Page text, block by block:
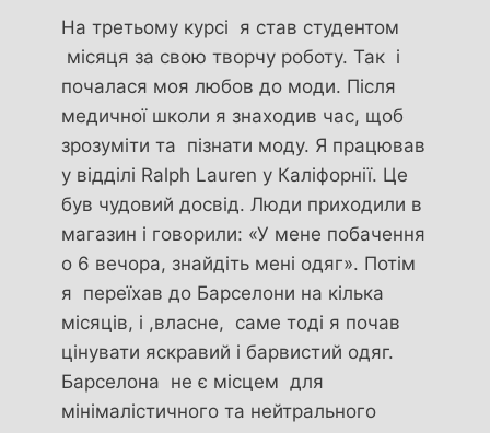
На третьому курсі я став студентом
місяця за свою творчу роботу. Так і
почалася моя любов до моди. Після
медичної школи я знаходив час, щоб
зрозуміти та пізнати моду. Я працював
у відділі Ralph Lauren у Каліфорнії. Це
був чудовий досвід. Люди приходили в
магазин і говорили: «У мене побачення
о 6 вечора, знайдіть мені одяг». Потім
я переїхав до Барселони на кілька
місяців, і ,власне, саме тоді я почав
цінувати яскравий і барвистий одяг.
Барселона не є місцем для
мінімалістичного та нейтрального